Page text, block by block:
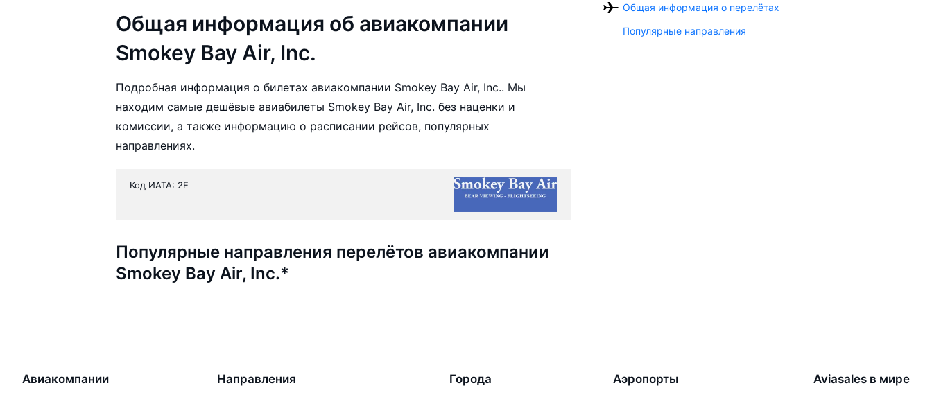
Общая информация об авиакомпании
Smokey Bay Air, Inc.
Подробная информация о билетах авиакомпании Smokey Bay Air, Inc.. Мы
находим самые дешёвые авиабилеты Smokey Bay Air, Inc. без наценки и
комиссии, а также информацию о расписании рейсов, популярных
направлениях.
Код ИАТА: 2E
Популярные направления перелётов авиакомпании
Smokey Bay Air, Inc.*
Общая информация о перелётах
Популярные направления
Авиакомпании Направления Города Аэропорты Aviasales в мире